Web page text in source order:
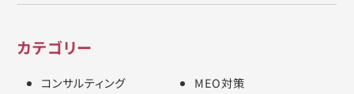
カテゴリー
コンサルティング
MEO対策